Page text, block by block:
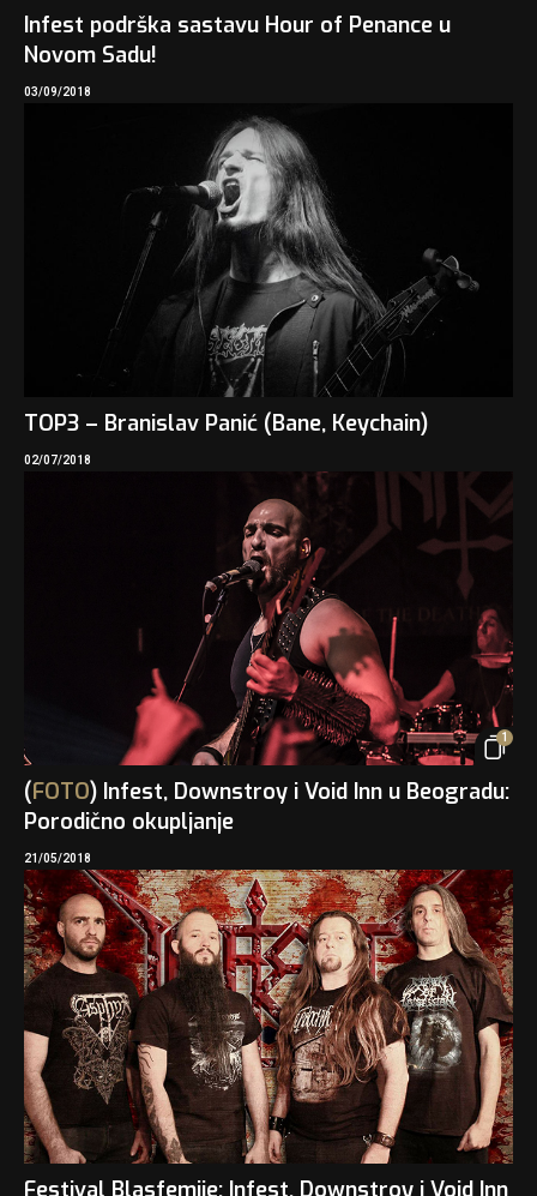
Infest podrška sastavu Hour of Penance u
Novom Sadu!
03/09/2018
TOP3 – Branislav Panić (Bane, Keychain)
02/07/2018
1
(FOTO) Infest, Downstroy i Void Inn u Beogradu:
Porodično okupljanje
21/05/2018
Festival Blasfemije: Infest, Downstroy i Void Inn